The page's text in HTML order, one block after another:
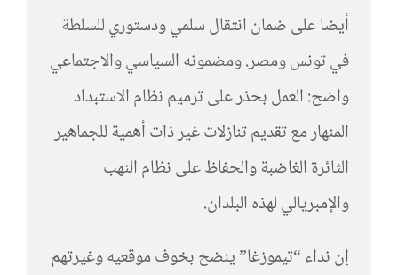
أيضا على ضمان انتقال سلمي ودستوري للسلطة
في تونس ومصر. ومضمونه السياسي والاجتماعي
واضح: العمل بحذر على ترميم نظام الاستبداد
المنهار مع تقديم تنازلات غير ذات أهمية للجماهير
الثائرة الغاضبة والحفاظ على نظام النهب
والإمبريالي لهذه البلدان.
إن نداء “تيموزغا” ينضح بخوف موقعيه وغيرتهم